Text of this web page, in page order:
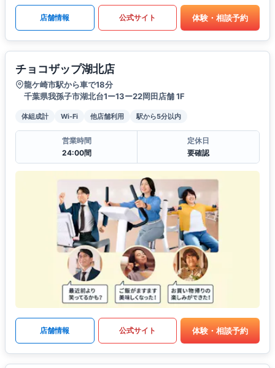
店舗情報 公式サイト 体験・相談予約
チョコザップ湖北店
龍ケ崎市駅から車で18分
千葉県我孫子市湖北台1ー13ー22岡田店舗 1F
体組成計 Wi-Fi 他店舗利用 駅から5分以内
営業時間
24:00間
定休日
要確認
店舗情報 公式サイト 体験・相談予約